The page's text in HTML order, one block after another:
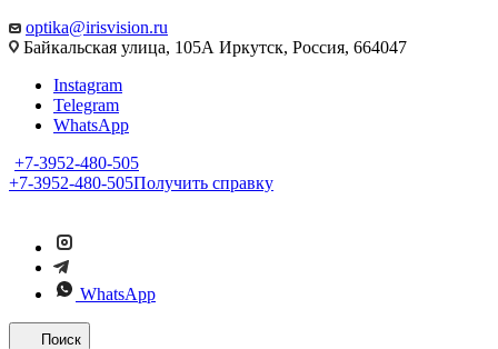
optika@irisvision.ru
Байкальская улица, 105А Иркутск, Россия, 664047
Instagram
Telegram
WhatsApp
+7-3952-480-505
+7-3952-480-505Получить справку
WhatsApp
Поиск